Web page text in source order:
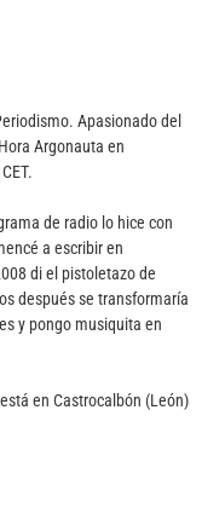
Apasionado del
Argonauta en
de radio lo hice con
a escribir en
di el pistoletazo de
después se transformaría
y pongo musiquita en
en Castrocalbón (León)